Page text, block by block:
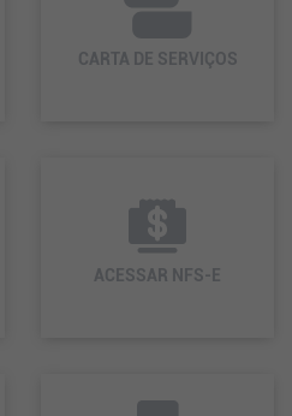
CARTA DE SERVIÇOS
ACESSAR NFS-E